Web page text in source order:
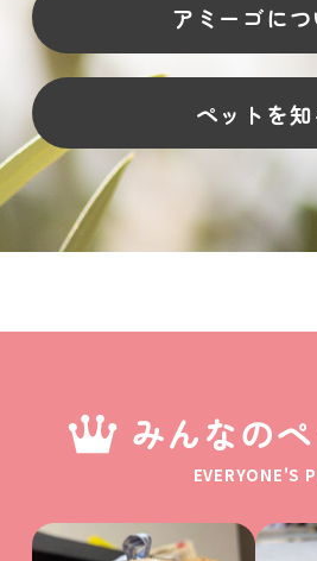
アミーゴにつ
ペットを知
みんなの
EVERYONE'S